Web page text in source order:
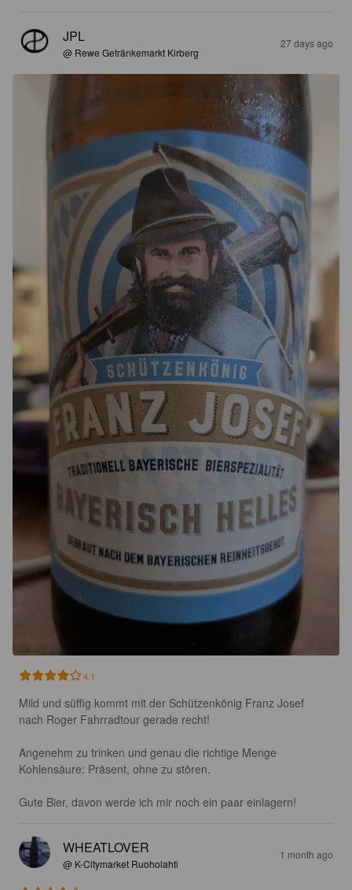
JPL
@ Rewe Getränkemarkt Kirberg
27 days ago
4.1
Mild und süffig kommt mit der Schützenkönig Franz Josef
nach Roger Fahrradtour gerade recht!
Angenehm zu trinken und genau die richtige Menge
Kohlensäure: Präsent, ohne zu stören.
Gute Bier, davon werde ich mir noch ein paar einlagern!
WHEATLOVER
@ K-Citymarket Ruoholahti
1 month ago